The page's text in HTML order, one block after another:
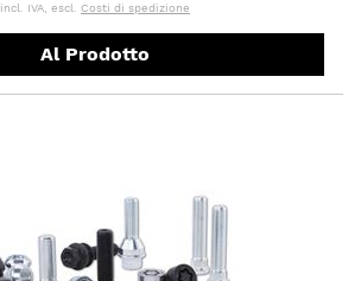
incl. IVA, escl. Costi di spedizione
Al Prodotto